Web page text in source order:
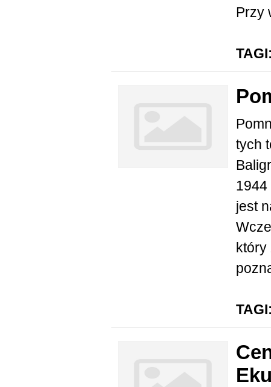
Przy
tych
1944
jest
który